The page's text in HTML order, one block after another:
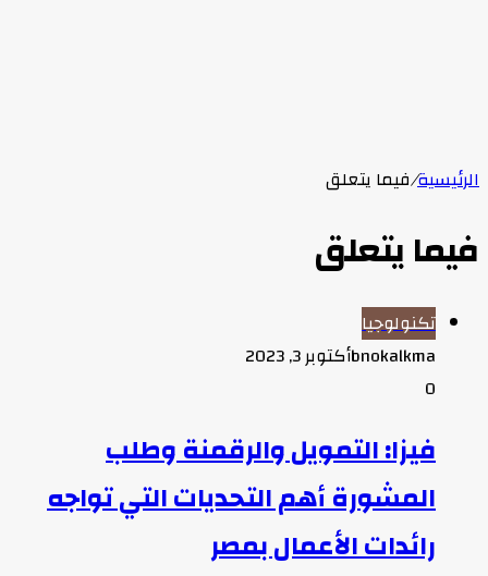
الرئيسية/فيما يتعلق
فيما يتعلق
تكنولوجيا
bnokalkmaأكتوبر 3, 2023
0
فيزا: التمويل والرقمنة وطلب
المشورة أهم التحديات التي تواجه
رائدات الأعمال بمصر